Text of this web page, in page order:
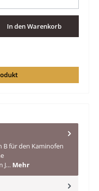
In den Warenkorb
B für den Kaminofen
J… Mehr